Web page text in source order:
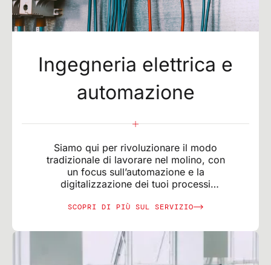
Ingegneria elettrica e
automazione
Siamo qui per rivoluzionare il modo
tradizionale di lavorare nel molino, con
un focus sull’automazione e la
digitalizzazione dei tuoi processi
SCOPRI DI PIÙ SUL SERVIZIO